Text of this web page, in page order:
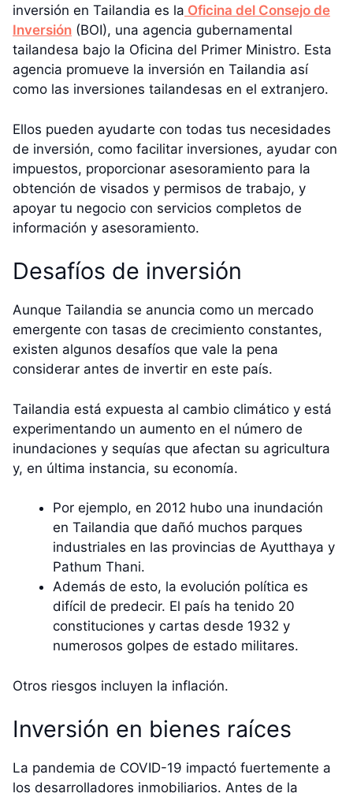
inversión en Tailandia es la Oficina del Consejo de
Inversión (BOI), una agencia gubernamental
tailandesa bajo la Oficina del Primer Ministro. Esta
agencia promueve la inversión en Tailandia así
como las inversiones tailandesas en el extranjero.
Ellos pueden ayudarte con todas tus necesidades
de inversión, como facilitar inversiones, ayudar con
impuestos, proporcionar asesoramiento para la
obtención de visados y permisos de trabajo, y
apoyar tu negocio con servicios completos de
información y asesoramiento.
Desafíos de inversión
Aunque Tailandia se anuncia como un mercado
emergente con tasas de crecimiento constantes,
existen algunos desafíos que vale la pena
considerar antes de invertir en este país.
Tailandia está expuesta al cambio climático y está
experimentando un aumento en el número de
inundaciones y sequías que afectan su agricultura
y, en última instancia, su economía.
Por ejemplo, en 2012 hubo una inundación
en Tailandia que dañó muchos parques
industriales en las provincias de Ayutthaya y
Pathum Thani.
Además de esto, la evolución política es
difícil de predecir. El país ha tenido 20
constituciones y cartas desde 1932 y
numerosos golpes de estado militares.
Otros riesgos incluyen la inflación.
Inversión en bienes raíces
La pandemia de COVID-19 impactó fuertemente a
los desarrolladores inmobiliarios. Antes de la